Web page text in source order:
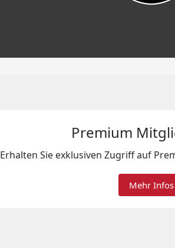
Premium
Erhalten Sie exklusiven Zugriff auf
Mehr Infos